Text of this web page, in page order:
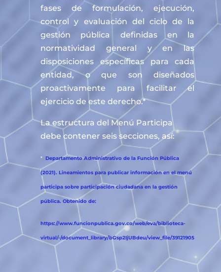
fases de formulación, ejecución,
control y evaluación del ciclo de la
gestión pública definidas en la
normatividad general y en las
disposiciones específicas para cada
entidad, o que son diseñados
proactivamente para facilitar el
ejercicio de este derecho.*
La estructura del Menú Participa
debe contener seis secciones, así:
* Departamento Administrativo de la Función Pública
(2021). Lineamientos para publicar información en el menú
participa sobre participación ciudadana en la gestión
pública. Obtenido de:
https://www.funcionpublica.gov.co/web/eva/biblioteca-
virtual/-/document_library/bGsp2IjUBdeu/view_file/39121905